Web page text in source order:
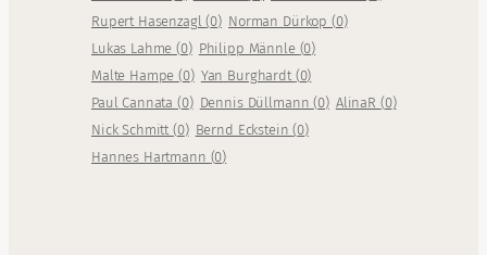
Rupert Hasenzagl(0) Norman Dürkop (0)
Lukas Lahme(0) Philipp Männle (0)
Malte Hampe(0) Yan Burghardt (0)
Paul Cannata(0) Dennis Düllmann(0) AlinaR (0)
Nick Schmitt(0) Bernd Eckstein(0)
Hannes Hartmann (0)